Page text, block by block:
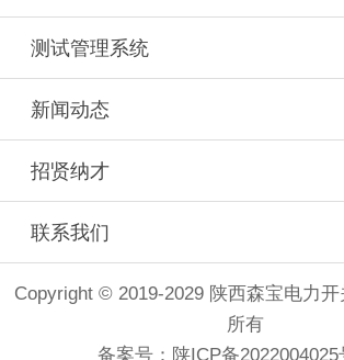
测试管理系统
新闻动态
招贤纳才
联系我们
Copyright © 2019-2029 陕西森宝电力
所有
备案号： 陕ICP备2022004025